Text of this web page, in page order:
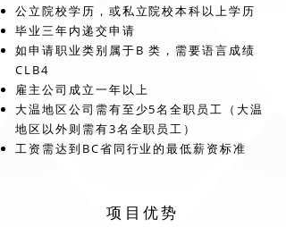
公立院校学历，或私立院校本科以上学历
毕业三年内递交申请
如申请职业类别属于B 类，需要语言成绩
CLB4
雇主公司成立一年以上
大温地区公司需有至少5名全职员工（大温
地区以外则需有3名全职员工）
工资需达到BC省同行业的最低薪资标准
项目优势